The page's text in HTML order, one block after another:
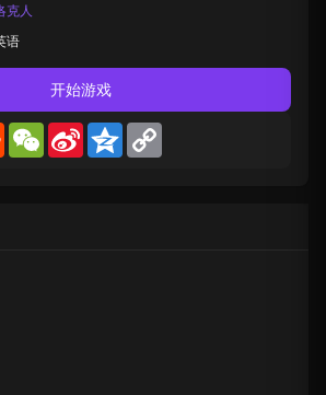
克人
语
开始游戏
RedditWeChat
Sina
Weibo
Qzone